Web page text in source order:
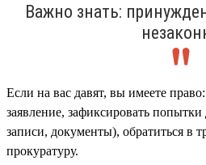
Важно знать:
Если на вас давят, вы имеете право:
заявление, зафиксировать
записи, документы), обратиться в
прокуратуру.